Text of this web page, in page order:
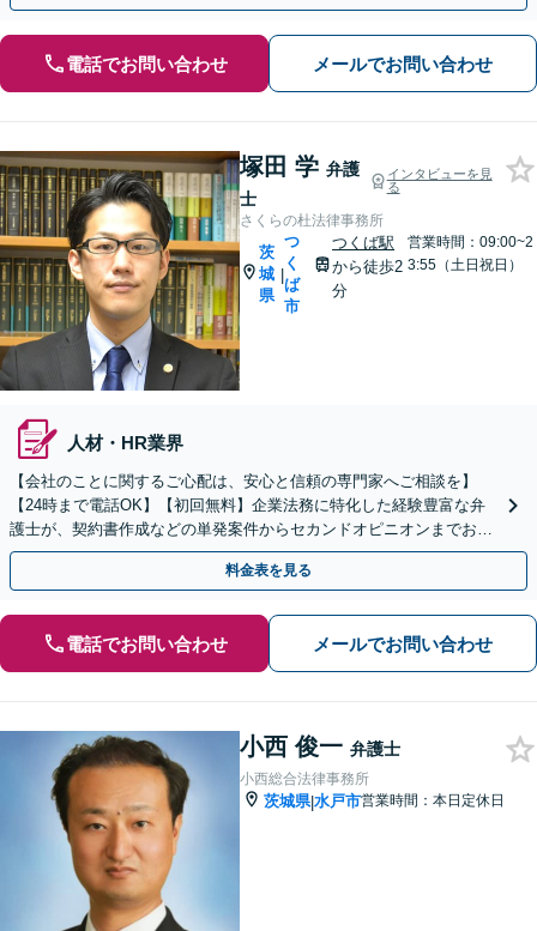
電話でお問い合わせ メールでお問い合わせ
塚田 学 弁護
士
インタビューを見
る
さくらの杜法律事務所
茨
城
県
|
つ
く
ば
市
つくば駅
から徒歩2
分
営業時間：09:00~2
3:55（土日祝日）
人材・HR業界
【会社のことに関するご心配は、安心と信頼の専門家へご相談を】
【24時まで電話OK】【初回無料】企業法務に特化した経験豊富な弁
護士が、契約書作成などの単発案件からセカンドオピニオンまでお客
さまのニーズに応じ柔軟に対応いたします。
料金表を見る
電話でお問い合わせ メールでお問い合わせ
小西 俊一 弁護士
小西総合法律事務所
茨城県|水戸市営業時間：本日定休日